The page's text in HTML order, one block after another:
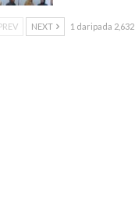
NEXT 1 daripada 2,632